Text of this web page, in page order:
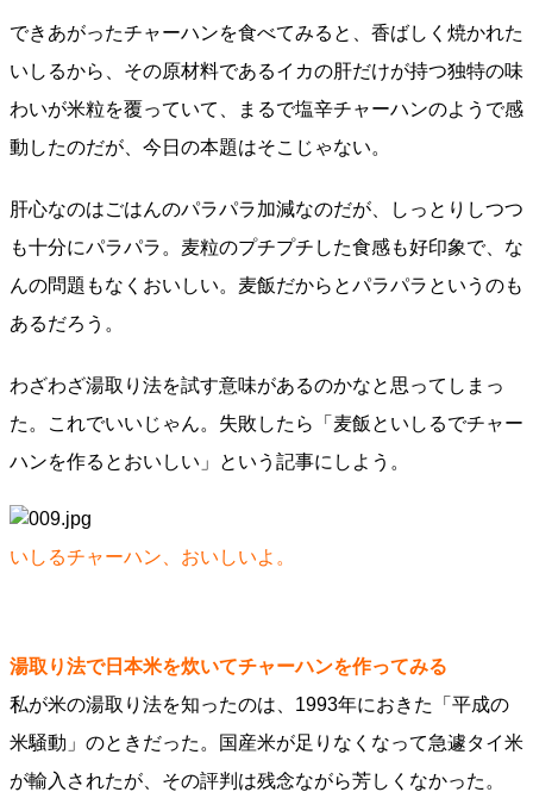
できあがったチャーハンを食べてみると、香ばしく焼かれた
いしるから、その原材料であるイカの肝だけが持つ独特の味
わいが米粒を覆っていて、まるで塩辛チャーハンのようで感
動したのだが、今日の本題はそこじゃない。
肝心なのはごはんのパラパラ加減なのだが、しっとりしつつ
も十分にパラパラ。麦粒のプチプチした食感も好印象で、な
んの問題もなくおいしい。麦飯だからとパラパラというのも
あるだろう。
わざわざ湯取り法を試す意味があるのかなと思ってしまっ
た。これでいいじゃん。失敗したら「麦飯といしるでチャー
ハンを作るとおいしい」という記事にしよう。
いしるチャーハン、おいしいよ。
湯取り法で日本米を炊いてチャーハンを作ってみる
私が米の湯取り法を知ったのは、1993年におきた「平成の
米騒動」のときだった。国産米が足りなくなって急遽タイ米
が輸入されたが、その評判は残念ながら芳しくなかった。